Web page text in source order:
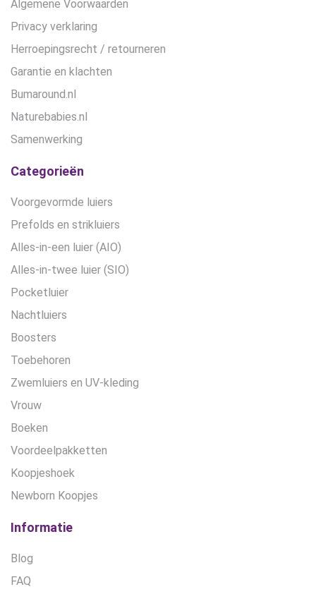
Algemene Voorwaarden
Privacy verklaring
Herroepingsrecht / retourneren
Garantie en klachten
Bumaround.nl
Naturebabies.nl
Samenwerking
Categorieën
Voorgevormde luiers
Prefolds en strikluiers
Alles-in-een luier (AIO)
Alles-in-twee luier (SIO)
Pocketluier
Nachtluiers
Boosters
Toebehoren
Zwemluiers en UV-kleding
Vrouw
Boeken
Voordeelpakketten
Koopjeshoek
Newborn Koopjes
Informatie
Blog
FAQ